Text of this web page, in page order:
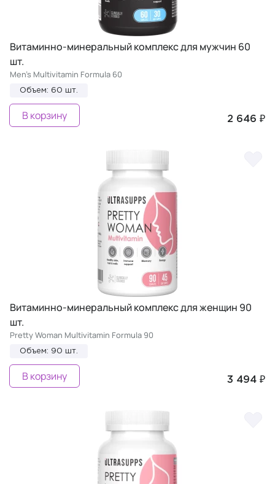
Витаминно-минеральный комплекс для мужчин 60
шт.
Men's Multivitamin Formula 60
Объем: 60 шт.
2 646 ₽
В корзину
Витаминно-минеральный комплекс для женщин 90
шт.
Pretty Woman Multivitamin Formula 90
Объем: 90 шт.
3 494 ₽
В корзину